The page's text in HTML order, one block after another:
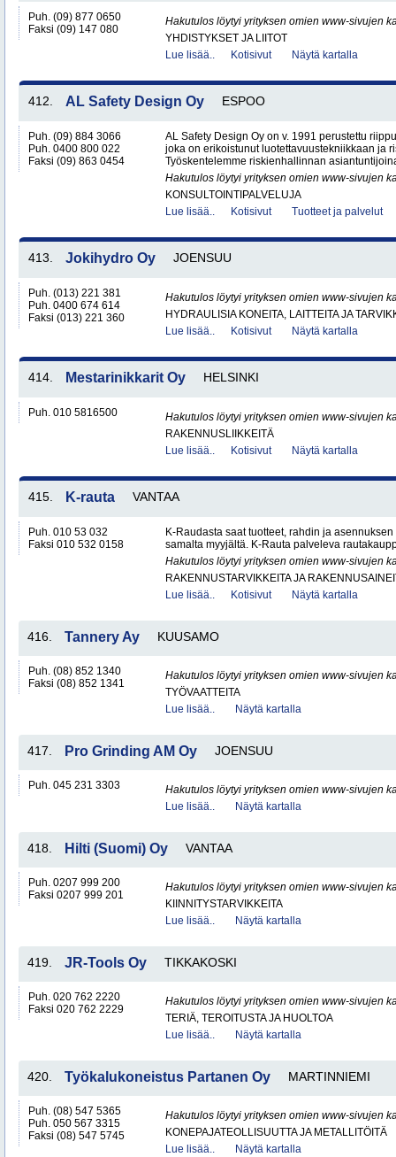
Puh. (09) 877 0650
Faksi (09) 147 080
Hakutulos löytyi yrityksen omien www-sivujen
YHDISTYKSET JA LIITOT
Lue lisää..
Kotisivut Näytä kartalla
412. AL Safety Design Oy ESPOO
Puh. (09) 884 3066
Puh. 0400 800 022
Faksi (09) 863 0454
AL Safety Design Oy on v. 1991 perustettu
joka on erikoistunut luotettavuustekniikkaan ja
Työskentelemme riskienhallinnan
Hakutulos löytyi yrityksen omien www-sivujen
KONSULTOINTIPALVELUJA
Lue lisää..
Kotisivut Tuotteet ja palvelut
413. Jokihydro Oy JOENSUU
Puh. (013) 221 381
Puh. 0400 674 614
Faksi (013) 221 360
Hakutulos löytyi yrityksen omien www-sivujen
HYDRAULISIA KONEITA, LAITTEITA JA
Lue lisää..
Kotisivut Näytä kartalla
414. Mestarinikkarit Oy HELSINKI
Puh. 010 5816500
Hakutulos löytyi yrityksen omien www-sivujen
RAKENNUSLIIKKEITÄ
Lue lisää..
Kotisivut Näytä kartalla
415. K-rauta VANTAA
Puh. 010 53 032
Faksi 010 532 0158
K-Raudasta saat tuotteet, rahdin ja
samalta myyjältä. K-Rauta palveleva
Hakutulos löytyi yrityksen omien www-sivujen
RAKENNUSTARVIKKEITA JA
Lue lisää..
Kotisivut Näytä kartalla
416. Tannery Ay KUUSAMO
Puh. (08) 852 1340
Faksi (08) 852 1341
Hakutulos löytyi yrityksen omien www-sivujen
TYÖVAATTEITA
Lue lisää..
Näytä kartalla
417. Pro Grinding AM Oy JOENSUU
Puh. 045 231 3303
Hakutulos löytyi yrityksen omien www-sivujen
Lue lisää..
Näytä kartalla
418. Hilti (Suomi) Oy VANTAA
Puh. 0207 999 200
Faksi 0207 999 201
Hakutulos löytyi yrityksen omien www-sivujen
KIINNITYSTARVIKKEITA
Lue lisää..
Näytä kartalla
419. JR-Tools Oy TIKKAKOSKI
Puh. 020 762 2220
Faksi 020 762 2229
Hakutulos löytyi yrityksen omien www-sivujen
TERIÄ, TEROITUSTA JA HUOLTOA
Lue lisää..
Näytä kartalla
420. Työkalukoneistus Partanen Oy MARTINNIEMI
Puh. (08) 547 5365
Puh. 050 567 3315
Faksi (08) 547 5745
Hakutulos löytyi yrityksen omien www-sivujen
KONEPAJATEOLLISUUTTA JA METALLITÖITÄ
Lue lisää..
Näytä kartalla